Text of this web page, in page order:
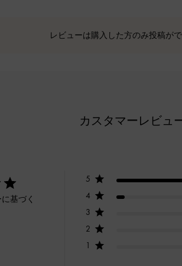
レビューは購入した方のみ投稿がで
カスタマーレビュ
基づく
5
4
3
2
1